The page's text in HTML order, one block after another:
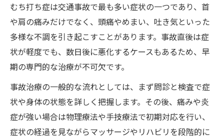
むち打ち症は交通事故で最も多い症状の一つであり、首
や肩の痛みだけでなく、頭痛やめまい、吐き気といった
多様な不調を引き起こすことがあります。事故直後は症
状が軽度でも、数日後に悪化するケースもあるため、早
期の専門的な治療が不可欠です。
事故治療の一般的な流れとしては、まず問診と検査で症
状や身体の状態を詳しく把握します。その後、痛みや炎
症が強い場合は物理療法や手技療法で初期対応を行い、
症状の経過を見ながらマッサージやリハビリを段階的に